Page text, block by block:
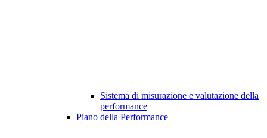
Sistema di misurazione e valutazione della
performance
Piano della Performance